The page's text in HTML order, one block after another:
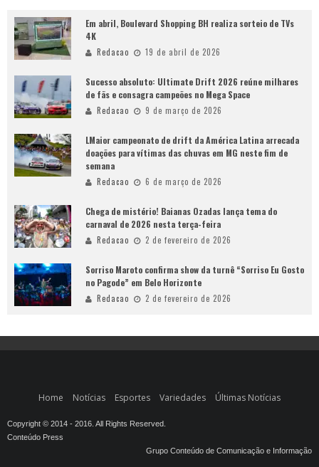
Em abril, Boulevard Shopping BH realiza sorteio de TVs
4K
Redacao 19 de abril de 2026
Sucesso absoluto: Ultimate Drift 2026 reúne milhares
de fãs e consagra campeões no Mega Space
Redacao 9 de março de 2026
LMaior campeonato de drift da América Latina arrecada
doações para vítimas das chuvas em MG neste fim de
semana
Redacao 6 de março de 2026
Chega de mistério! Baianas Ozadas lança tema do
carnaval de 2026 nesta terça-feira
Redacao 2 de fevereiro de 2026
Sorriso Maroto confirma show da turnê “Sorriso Eu Gosto
no Pagode” em Belo Horizonte
Redacao 2 de fevereiro de 2026
Home Notícias Esportes Variedades Últimas Notícias
Copyright © 2014 - 2016. All Rights Reserved.
Conteúdo Press
Grupo Conteúdo de Comunicação e Informação